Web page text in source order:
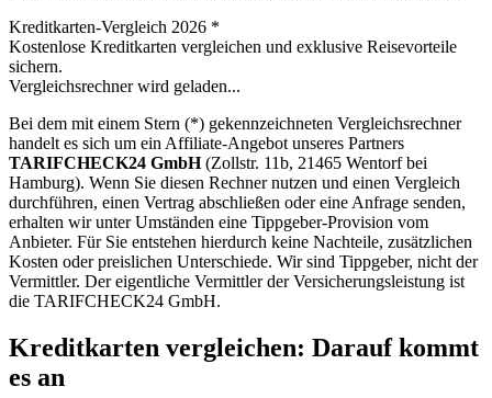
Kreditkarten-Vergleich 2026 *
Kostenlose Kreditkarten vergleichen und exklusive Reisevorteile
sichern.
Vergleichsrechner wird geladen...
Bei dem mit einem Stern (*) gekennzeichneten Vergleichsrechner
handelt es sich um ein Affiliate-Angebot unseres Partners
TARIFCHECK24 GmbH(Zollstr. 11b, 21465 Wentorf bei
Hamburg). Wenn Sie diesen Rechner nutzen und einen Vergleich
durchführen, einen Vertrag abschließen oder eine Anfrage senden,
erhalten wir unter Umständen eine Tippgeber-Provision vom
Anbieter. Für Sie entstehen hierdurch keine Nachteile, zusätzlichen
Kosten oder preislichen Unterschiede. Wir sind Tippgeber, nicht der
Vermittler. Der eigentliche Vermittler der Versicherungsleistung ist
die TARIFCHECK24 GmbH.
Kreditkarten vergleichen: Darauf kommt
es an